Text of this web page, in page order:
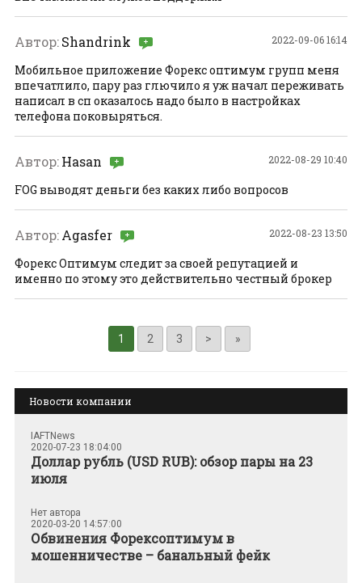
2022-09-06 16:14
Автор:Shandrink
Мобильное приложение Форекс оптимум групп меня
впечатлило, пару раз глючило я уж начал переживать
написал в сп оказалось надо было в настройках
телефона поковыряться.
2022-08-29 10:40
Автор:Hasan
FOG выводят деньги без каких либо вопросов
2022-08-23 13:50
Автор:Agasfer
Форекс Оптимум следит за своей репутацией и
именно по этому это действительно честный брокер
1 2 3 > »
Новости компании
IAFTNews
2020-07-23 18:04:00
Доллар рубль (USD RUB): обзор пары на 23
июля
Нет автора
2020-03-20 14:57:00
Обвинения Форексоптимум в
мошенничестве – банальный фейк